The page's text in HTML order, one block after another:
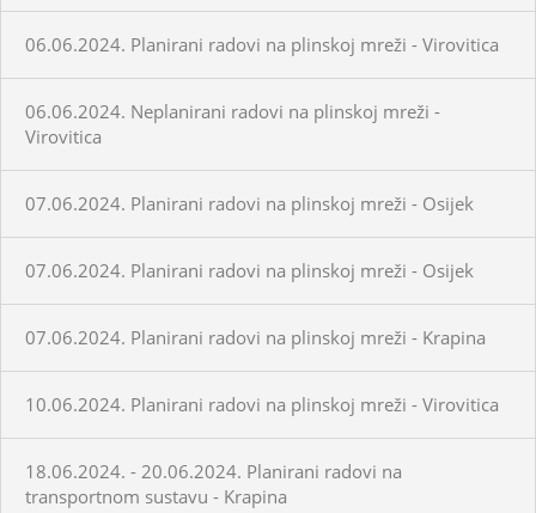
06.06.2024. Planirani radovi na plinskoj mreži - Virovitica
06.06.2024. Neplanirani radovi na plinskoj mreži -
Virovitica
07.06.2024. Planirani radovi na plinskoj mreži - Osijek
07.06.2024. Planirani radovi na plinskoj mreži - Osijek
07.06.2024. Planirani radovi na plinskoj mreži - Krapina
10.06.2024. Planirani radovi na plinskoj mreži - Virovitica
18.06.2024. - 20.06.2024. Planirani radovi na
transportnom sustavu - Krapina